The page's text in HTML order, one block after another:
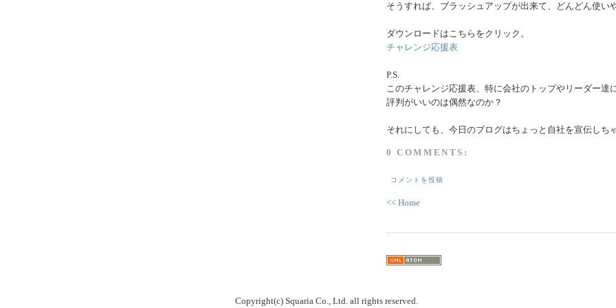
そうすれば、ブラッシュアップが出来て、どんどん使い
ダウンロードはこちらをクリック。
チャレンジ応援表
P.S.
このチャレンジ応援表、特に会社のトップやリーダー達
評判がいいのは偶然なのか？
それにしても、今日のブログはちょっと自社を宣伝しち
0 COMMENTS:
コメントを投稿
<< Home
Copyright(c) Squaria Co., Ltd. all rights reserved.